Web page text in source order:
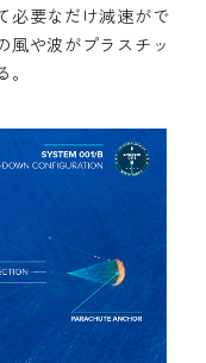
必要なだけ減速がで
風や波がプラスチッ